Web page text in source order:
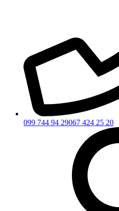
099 744 94 29067 424 25 20